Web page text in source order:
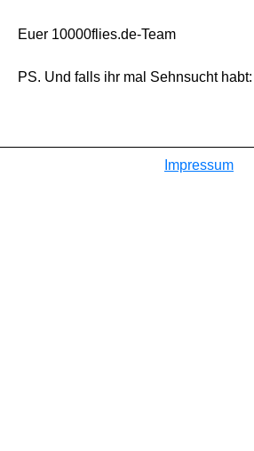
Euer 10000flies.de-Team
PS. Und falls ihr mal Sehnsucht habt:
Impressum